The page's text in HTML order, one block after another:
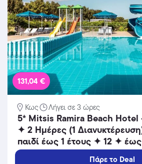
131,04 €
Κως Λήγει σε 3 ώρες
5* Mitsis Ramira Beach Hotel
✦ 2 Ημέρες (1
παιδί έως 1 έτους ✦ 12 ✦
Μπροστά στην παραλία!
Πάρε το Deal